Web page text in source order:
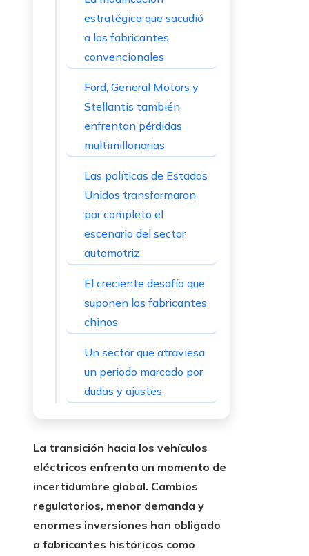
estratégica que sacudió
a los fabricantes
convencionales
Ford, General Motors y
Stellantis también
enfrentan pérdidas
multimillonarias
Las políticas de Estados
Unidos transformaron
por completo el
escenario del sector
automotriz
El creciente desafío que
suponen los fabricantes
chinos
Un sector que atraviesa
un periodo marcado por
dudas y ajustes
La transición hacia los vehículos
eléctricos enfrenta un momento de
incertidumbre global. Cambios
regulatorios, menor demanda y
enormes inversiones han obligado
a fabricantes históricos como